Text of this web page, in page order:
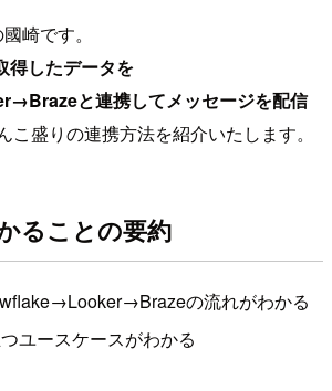
崎です。
得したデータを
と連携してメッセージを配信
こ盛りの連携方法を紹介いたします。
ることの要約
の流れがわかる
ユースケースがわかる